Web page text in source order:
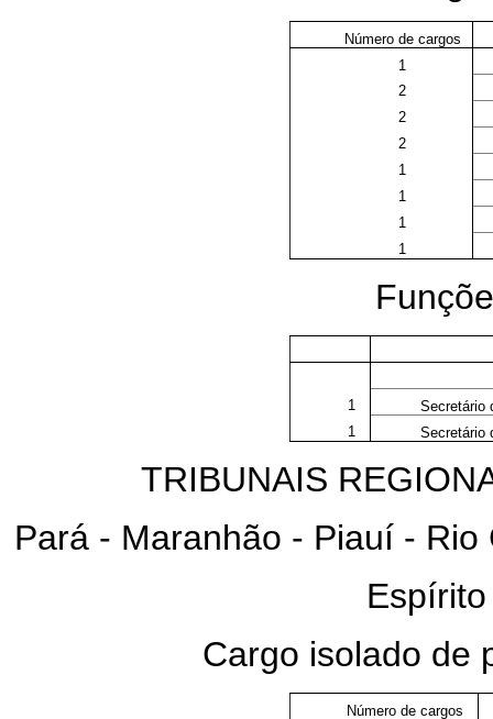
Número de cargos
1
2
2
2
1
1
1
1
1
Secretário
1
Secretário
TRIBUNAIS
Pará - Maranhão - Piauí -
Cargo isolado de
Número de cargos